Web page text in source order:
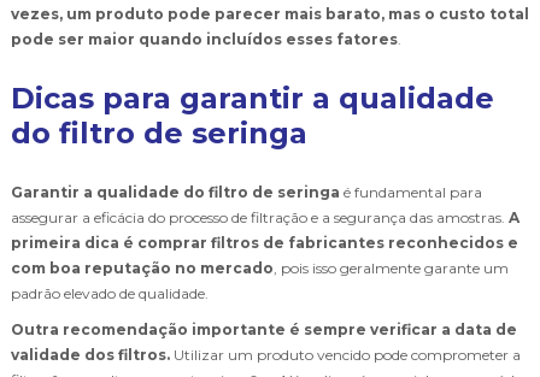
vezes, um produto pode parecer mais barato, mas o custo total
pode ser maior quando incluídos esses fatores.
Dicas para garantir a qualidade
do filtro de seringa
Garantir a qualidade do filtro de seringa é fundamental para
assegurar a eficácia do processo de filtração e a segurança das amostras. A
primeira dica é comprar filtros de fabricantes reconhecidos e
com boa reputação no mercado, pois isso geralmente garante um
padrão elevado de qualidade.
Outra recomendação importante é sempre verificar a data de
validade dos filtros. Utilizar um produto vencido pode comprometer a